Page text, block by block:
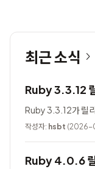
최근 소식
Ruby 3.3.12
Ruby 3.3.12가 릴
작성자: hsbt (2026-
Ruby 4.0.6